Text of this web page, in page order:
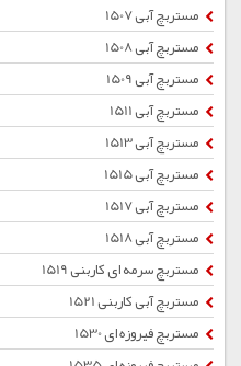
مستربچ آبی 1507
مستربچ آبی 1508
مستربچ آبی 1509
مستربچ آبی 1511
مستربچ آبی 1513
مستربچ آبی 1515
مستربچ آبی 1517
مستربچ آبی 1518
مستربچ سرمه ای کاربنی 1519
مستربچ آبی کاربنی 1521
مستربچ فیروزه ای 1530